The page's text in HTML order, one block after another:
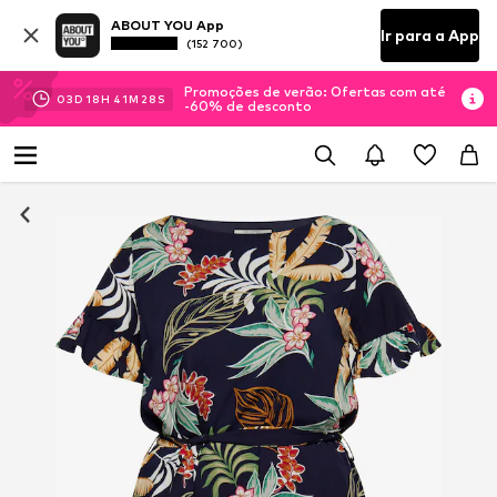
ABOUT YOU App
(152 700) Ir para a App
03D 18H 41M 28 S
Promoções de verão: Ofertas com até
-60% de desconto